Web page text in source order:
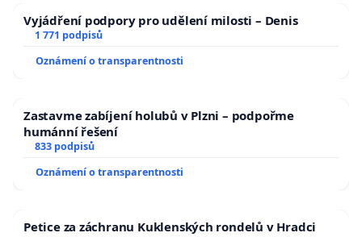
Vyjádření podpory pro udělení milosti – Denis
1 771 podpisů
Oznámení o transparentnosti
Zastavme zabíjení holubů v Plzni – podpořme
humánní řešení
833 podpisů
Oznámení o transparentnosti
Petice za záchranu Kuklenských rondelů v Hradci